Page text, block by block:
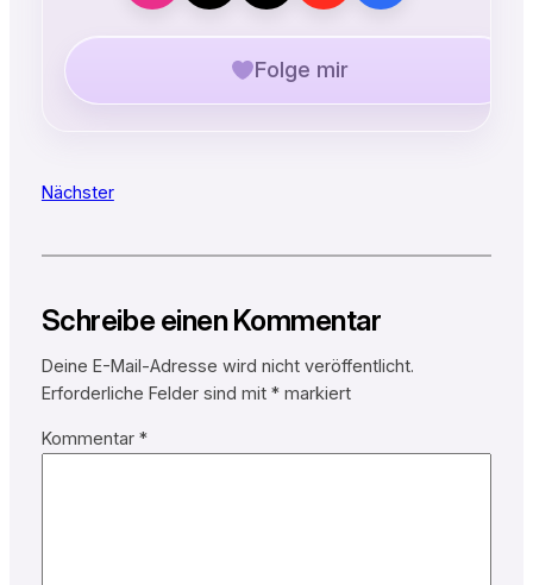
Folge mir
Nächster
Schreibe einen Kommentar
Deine E-Mail-Adresse wird nicht veröffentlicht.
Erforderliche Felder sind mit *markiert
Kommentar *